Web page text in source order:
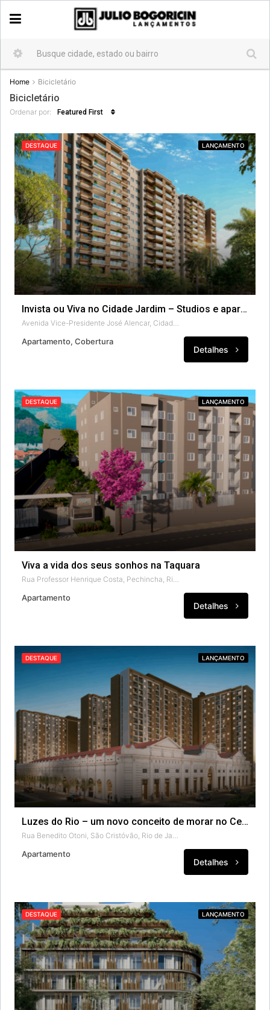
Home Bicicletário
Bicicletário
Ordenar por: Featured First
DESTAQUE LANÇAMENTO
Invista ou Viva no Cidade Jardim – Studios e apartamentos.
Avenida Vice-Presidente José Alencar, Cidade Jardim, Barra Olímpica, Rio de Janeiro, Região Geográfica Imediata do Rio de Janeiro, Região Metropolitana do Rio de Janeiro, Região Geográfica Intermediária do Rio de Janeiro, Rio de Janeiro, 22775-033, Brasil
Apartamento, Cobertura
Detalhes
DESTAQUE LANÇAMENTO
Viva a vida dos seus sonhos na Taquara
Rua Professor Henrique Costa, Pechincha, Rio de Janeiro, Região Geográfica Imediata do Rio de Janeiro, Região Metropolitana do Rio de Janeiro, Região Geográfica Intermediária do Rio de Janeiro, Rio de Janeiro, Região Sudeste, 22770-233, Brasil
Apartamento
Detalhes
DESTAQUE LANÇAMENTO
Luzes do Rio – um novo conceito de morar no Centro.
Rua Benedito Otoni, São Cristóvão, Rio de Janeiro, Região Geográfica Imediata do Rio de Janeiro, Região Metropolitana do Rio de Janeiro, Região Geográfica Intermediária do Rio de Janeiro, Rio de Janeiro, Região Sudeste, 20940-070, Brasil
Apartamento
Detalhes
DESTAQUE LANÇAMENTO